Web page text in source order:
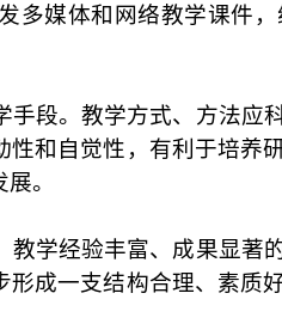
多媒体和网络教学课件
段。教学方式、方法应
和自觉性，有利于培养
。
学经验丰富、成果显著
成一支结构合理、素质